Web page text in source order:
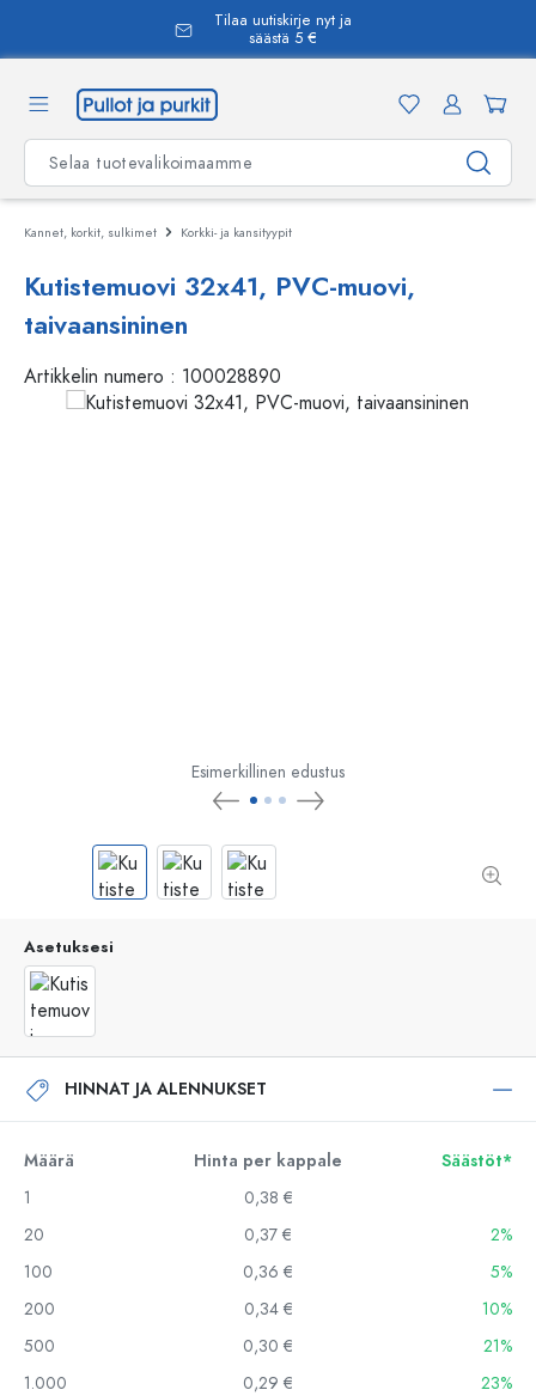
Tilaa uutiskirje nyt ja
säästä 5 €
Kannet, korkit, sulkimet Korkki- ja kansityypit
Kutistemuovi 32x41, PVC-muovi,
taivaansininen
Artikkelin numero : 100028890
Esimerkillinen edustus
Asetuksesi
HINNAT JA ALENNUKSET
Määrä Hinta per kappale
Säästöt*
1
0,38 €
20
0,37 €
2%
100
0,36 €
5%
200
0,34 €
10%
500
0,30 €
21%
1.000
0,29 €
23%